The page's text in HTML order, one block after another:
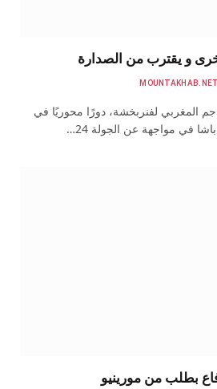
أخرى و يقترب من الصدارة
MOUNTAKHAB.NET
المغربي لفنربخشة، دورًا محوريًا في
بطلب من مورينيو